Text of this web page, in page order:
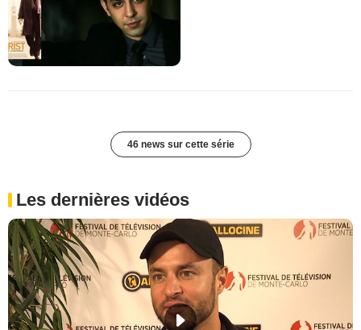
46 news sur cette série
Les dernières vidéos